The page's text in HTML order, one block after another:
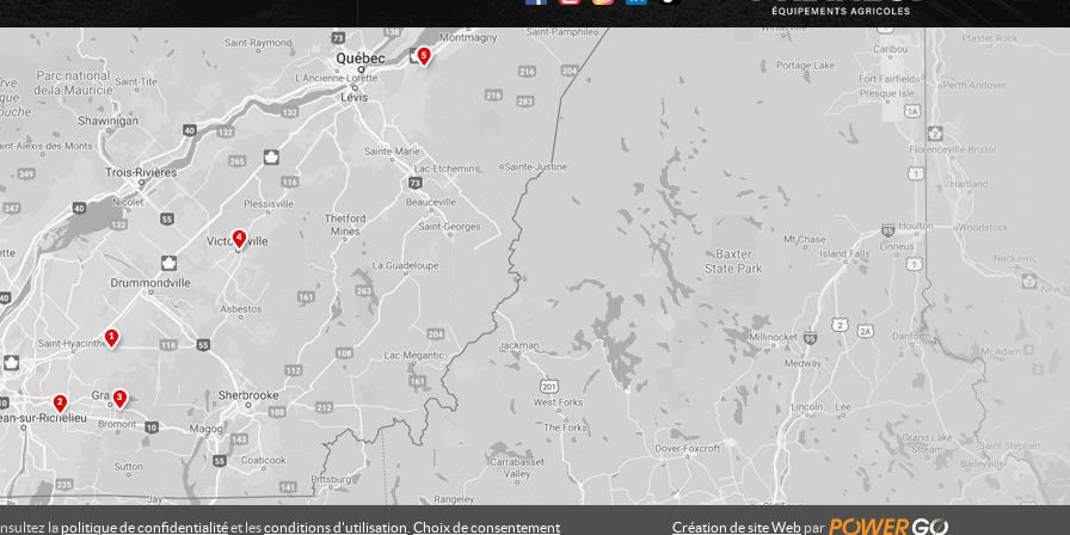
la politique de confidentialitéet lesconditions d'utilisation Choix de consentement Création de site Web par